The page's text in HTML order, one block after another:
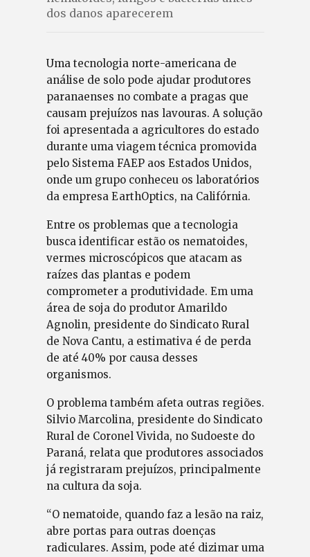
dos danos aparecerem
Uma tecnologia norte-americana de
análise de solo pode ajudar produtores
paranaenses no combate a pragas que
causam prejuízos nas lavouras. A solução
foi apresentada a agricultores do estado
durante uma viagem técnica promovida
pelo Sistema FAEP aos Estados Unidos,
onde um grupo conheceu os laboratórios
da empresa EarthOptics, na Califórnia.
Entre os problemas que a tecnologia
busca identificar estão os nematoides,
vermes microscópicos que atacam as
raízes das plantas e podem
comprometer a produtividade. Em uma
área de soja do produtor Amarildo
Agnolin, presidente do Sindicato Rural
de Nova Cantu, a estimativa é de perda
de até 40% por causa desses
organismos.
O problema também afeta outras regiões.
Silvio Marcolina, presidente do Sindicato
Rural de Coronel Vivida, no Sudoeste do
Paraná, relata que produtores associados
já registraram prejuízos, principalmente
na cultura da soja.
“O nematoide, quando faz a lesão na raiz,
abre portas para outras doenças
radiculares. Assim, pode até dizimar uma